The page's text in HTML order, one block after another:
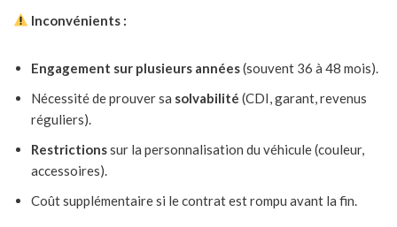
Inconvénients :
Engagement sur plusieurs années(souvent 36 à 48 mois).
Nécessité de prouver sa solvabilité (CDI, garant, revenus
réguliers).
Restrictionssur la personnalisation du véhicule (couleur,
accessoires).
Coût supplémentaire si le contrat est rompu avant la fin.